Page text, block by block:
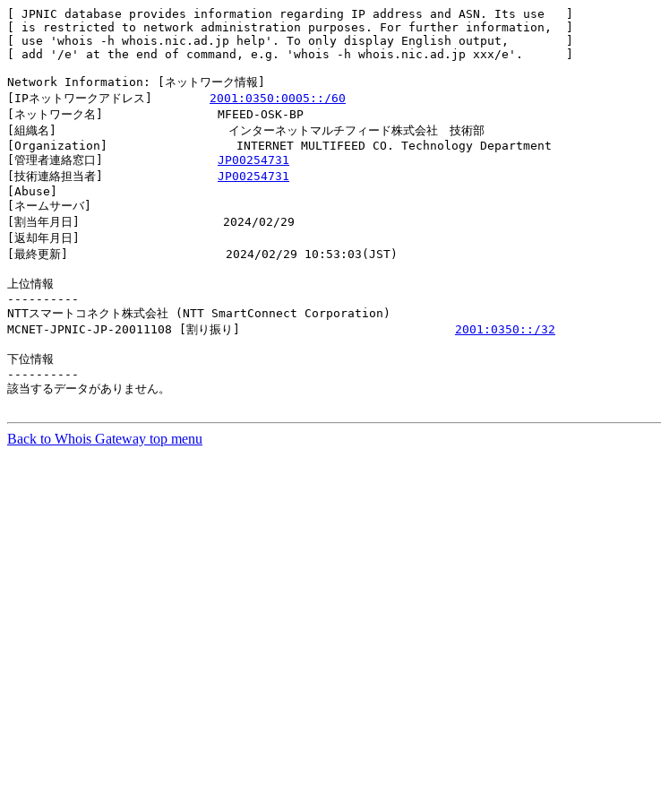
[ JPNIC database provides information regarding IP address and ASN. Its use   ]
[ is restricted to network administration purposes. For further information,  ]
[ use 'whois -h whois.nic.ad.jp help'. To only display English output,        ]
[ add '/e' at the end of command, e.g. 'whois -h whois.nic.ad.jp xxx/e'.      ]
Network Information: [ネットワーク情報]
[IPネットワークアドレス] 2001:0350:0005::/60
[ネットワーク名]                MFEED-OSK-BP
[組織名]                        インターネットマルチフィード株式会社　技術部
[Organization]                  INTERNET MULTIFEED CO. Technology Department
[管理者連絡窓口] JP00254731
[技術連絡担当者] JP00254731
[Abuse]
[ネームサーバ]
[割当年月日]                    2024/02/29
[返却年月日]
[最終更新]                      2024/02/29 10:53:03(JST)
上位情報
----------
NTTスマートコネクト株式会社 (NTT SmartConnect Corporation)
MCNET-JPNIC-JP-20011108 [割り振り] 2001:0350::/32
下位情報
----------
該当するデータがありません。
Back to Whois Gateway top menu